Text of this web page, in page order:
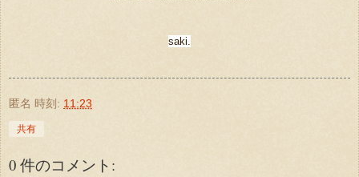
saki.
匿名 時刻: 11:23
共有
0 件のコメント: